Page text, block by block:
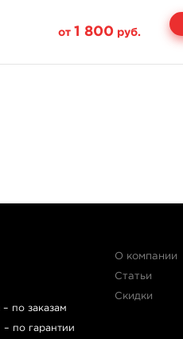
от 1 800 руб.
– по заказам
– по гарантии
О компании
Статьи
Скидки